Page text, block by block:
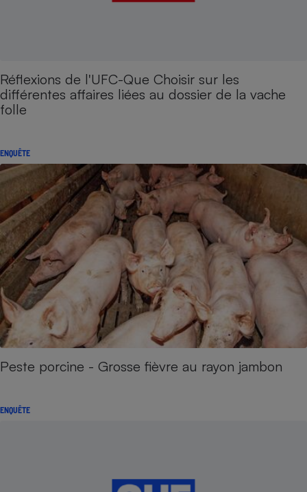
Réflexions de l'UFC-Que Choisir sur les
différentes affaires liées au dossier de la vache
folle
ENQUÊTE
Peste porcine - Grosse fièvre au rayon jambon
ENQUÊTE